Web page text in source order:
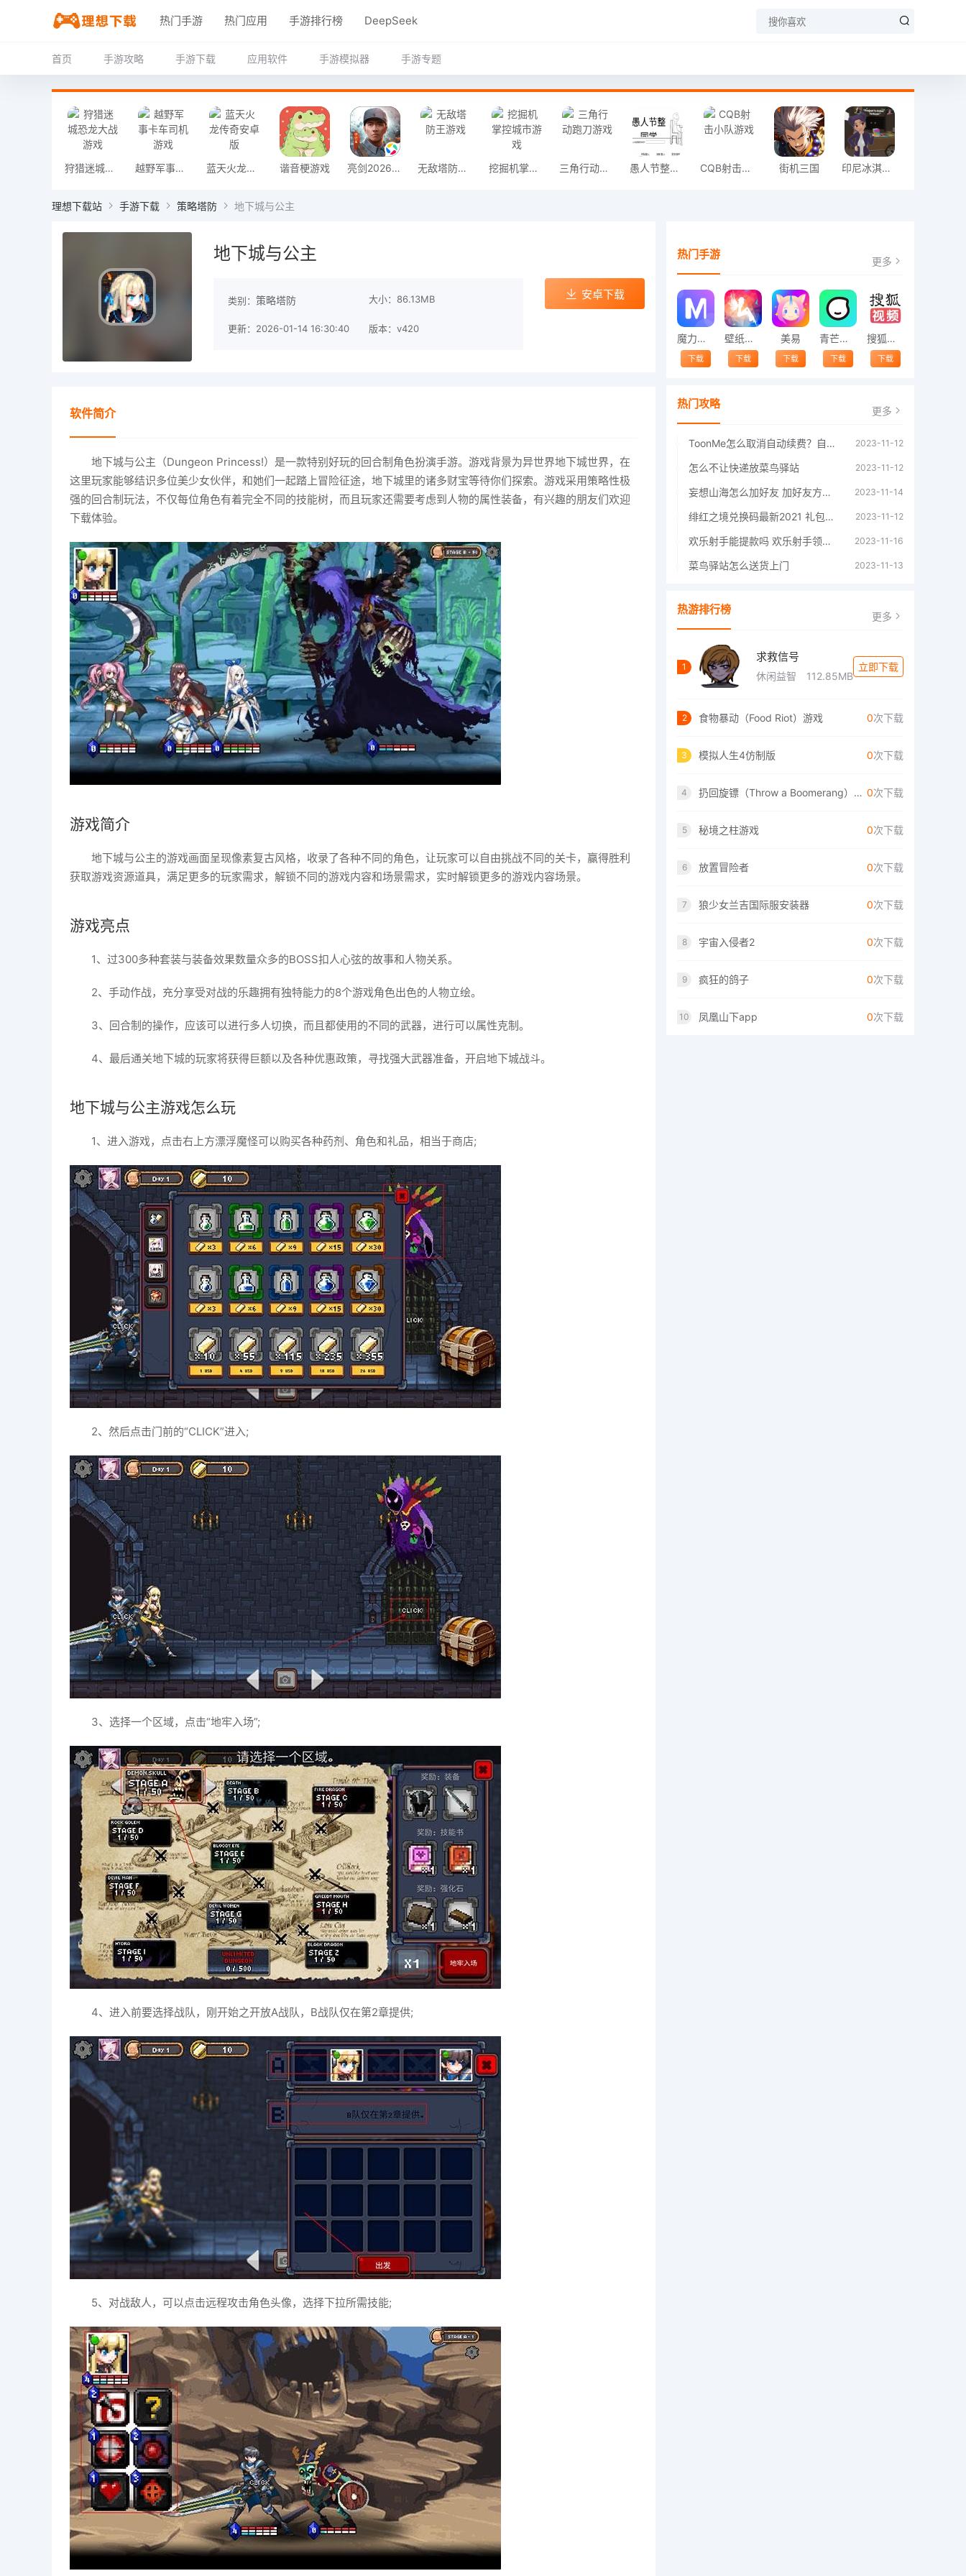
热门手游 热门应用 手游排行榜 DeepSeek
首页 手游攻略 手游下载 应用软件 手游模拟器 手游专题
狩猎迷城恐龙大战游戏 越野军事卡车司机游戏 蓝天火龙传奇安卓版 谐音梗游戏 亮剑2026官方版 无敌塔防王游戏 挖掘机掌控城市游戏 三角行动跑刀游戏 愚人节整同学 CQB射击小队游戏 街机三国 印尼冰淇淋店模拟器
理想下载站 手游下载 策略塔防 地下城与公主
地下城与公主
类别： 策略塔防 大小：86.13MB
更新：2026-01-14 16:30:40 版本：v420
安卓下载
软件简介
地下城与公主（Dungeon Princess!）是一款特别好玩的回合制角色扮演手游。游戏背景为异世界地下城世界，在
这里玩家能够结识多位美少女伙伴，和她们一起踏上冒险征途，地下城里的诸多财宝等待你们探索。游戏采用策略性极
强的回合制玩法，不仅每位角色有着完全不同的技能树，而且玩家还需要考虑到人物的属性装备，有兴趣的朋友们欢迎
下载体验。
游戏简介
地下城与公主的游戏画面呈现像素复古风格，收录了各种不同的角色，让玩家可以自由挑战不同的关卡，赢得胜利
获取游戏资源道具，满足更多的玩家需求，解锁不同的游戏内容和场景需求，实时解锁更多的游戏内容场景。
游戏亮点
1、过300多种套装与装备效果数量众多的BOSS扣人心弦的故事和人物关系。
2、手动作战，充分享受对战的乐趣拥有独特能力的8个游戏角色出色的人物立绘。
3、回合制的操作，应该可以进行多人切换，而且都使用的不同的武器，进行可以属性克制。
4、最后通关地下城的玩家将获得巨额以及各种优惠政策，寻找强大武器准备，开启地下城战斗。
地下城与公主游戏怎么玩
1、进入游戏，点击右上方漂浮魔怪可以购买各种药剂、角色和礼品，相当于商店;
2、然后点击门前的“CLICK”进入;
3、选择一个区域，点击“地牢入场”;
4、进入前要选择战队，刚开始之开放A战队，B战队仅在第2章提供;
5、对战敌人，可以点击远程攻击角色头像，选择下拉所需技能;
热门手游 更多
魔力相册
下载
壁纸精灵
下载
美易
下载
青芒交友软件官方版2021 v1.3
下载
搜狐视频app免费送会员下载安装到手机 v8.8.5
下载
热门攻略 更多
ToonMe怎么取消自动续费？自动续费关闭方法 2023-11-12
怎么不让快递放菜鸟驿站 2023-11-12
妄想山海怎么加好友 加好友方法大全 2023-11-14
绯红之境兑换码最新2021 礼包兑换码大全 2023-11-12
欢乐射手能提款吗 欢乐射手领红包是真的吗 2023-11-16
菜鸟驿站怎么送货上门 2023-11-13
热游排行榜 更多
1
求救信号
休闲益智 112.85MB
立即下载
2 食物暴动（Food Riot）游戏 0次下载
3 模拟人生4仿制版 0次下载
4 扔回旋镖（Throw a Boomerang）手游 0次下载
5 秘境之柱游戏 0次下载
6 放置冒险者 0次下载
7 狼少女兰吉国际服安装器 0次下载
8 宇宙入侵者2 0次下载
9 疯狂的鸽子 0次下载
10 凤凰山下app 0次下载